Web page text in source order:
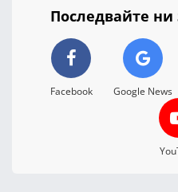
Последвайте
Facebook Google News